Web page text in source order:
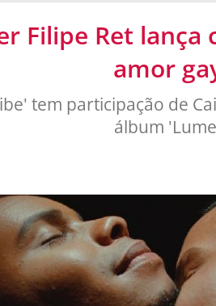
Filipe Ret lança
amor
tem participação de
álbum